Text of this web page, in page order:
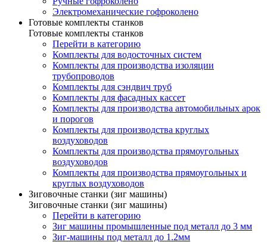
Электромеханические гофроколено
Готовые комплекты станков
Готовые комплекты станков
Перейти в категорию
Комплекты для водосточных систем
Комплекты для производства изоляции
трубопроводов
Комплекты для сэндвич труб
Комплекты для фасадных кассет
Комплекты для производства автомобильных арок
и порогов
Комплекты для производства круглых
воздуховодов
Комплекты для производства прямоугольных
воздуховодов
Комплекты для производства прямоугольных и
круглых воздуховодов
Зиговочные станки (зиг машины)
Зиговочные станки (зиг машины)
Перейти в категорию
Зиг машины промышленные под металл до 3 мм
Зиг-машины под металл до 1.2мм